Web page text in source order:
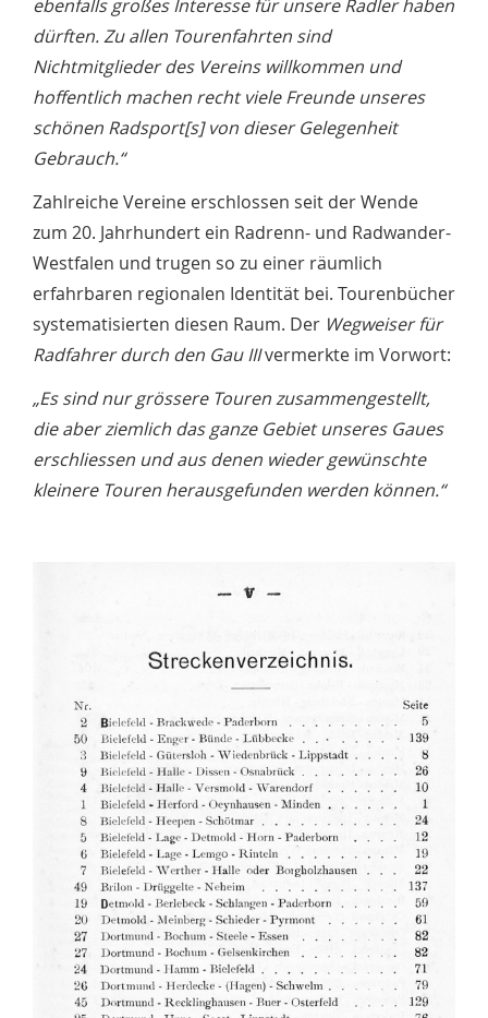
ebenfalls großes Interesse für unsere Radler haben
dürften. Zu allen Tourenfahrten sind
Nichtmitglieder des Vereins willkommen und
hoffentlich machen recht viele Freunde unseres
schönen Radsport[s] von dieser Gelegenheit
Gebrauch.“
Zahlreiche Vereine erschlossen seit der Wende
zum 20. Jahrhundert ein Radrenn- und Radwander-
Westfalen und trugen so zu einer räumlich
erfahrbaren regionalen Identität bei. Tourenbücher
systematisierten diesen Raum. Der Wegweiser für
Radfahrer durch den Gau IIIvermerkte im Vorwort:
„Es sind nur grössere Touren zusammengestellt,
die aber ziemlich das ganze Gebiet unseres Gaues
erschliessen und aus denen wieder gewünschte
kleinere Touren herausgefunden werden können.“